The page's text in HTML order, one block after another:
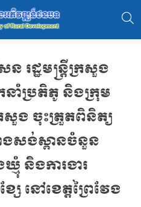
រដ្ឋមន្ត្រីក្រសួង
ាំប្រតិភូ និងក្រុម
សួង ចុះត្រួតពិនិត្យ
ងសង់ស្ពានចំនួន
មុំ និងការងារ
ែ នៅខេត្តព្រៃវែង